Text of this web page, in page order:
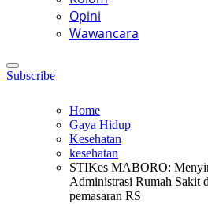
Opini
Wawancara
Subscribe
Home
Gaya Hidup
Kesehatan
kesehatan
STIKes MABORO:
Administrasi Rumah Sakit
pemasaran RS